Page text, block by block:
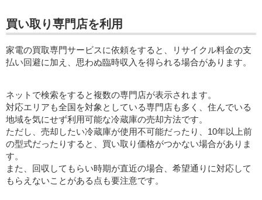
買い取り専門店を利用
家電の買取専門サービスに依頼をすると、リサイクル料金の支
払い回避に加え、思わぬ臨時収入を得られる場合があります。
ネットで検索をすると複数の専門店が表示されます。
対応エリアも全国を対象としている専門店も多く、住んでいる
地域を気にせず利用可能な冷蔵庫の売却方法です。
ただし、売却したい冷蔵庫が使用不可能だったり、10年以上前
の型式だったりすると、買い取り価格がつかない場合がありま
す。
また、回収してもらい時期が直近の場合、希望通りに対応して
もらえないことがある点も要注意です。